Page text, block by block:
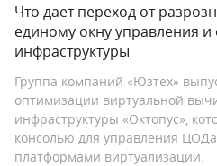
Что дает переход от
единому окну управления
инфраструктуры
Группа компаний «Юзтех»
оптимизации виртуальной
инфраструктуры «Октопус»,
консолью для управления
платформами виртуализации.